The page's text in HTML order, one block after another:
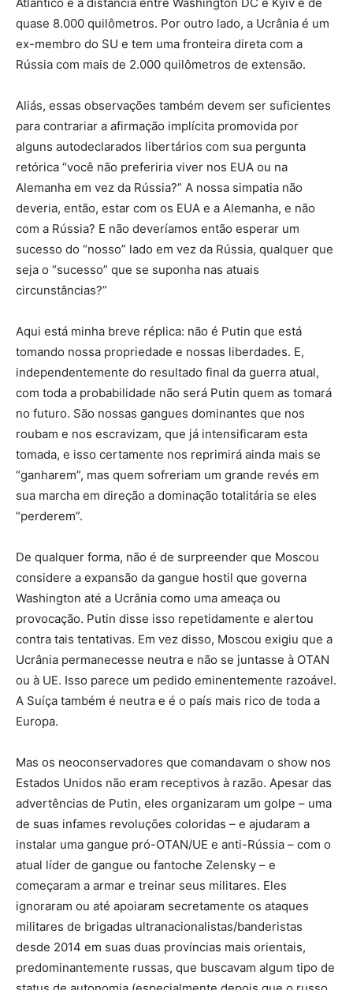
quase 8.000 quilômetros. Por outro lado, a Ucrânia é um
ex-membro do SU e tem uma fronteira direta com a
Rússia com mais de 2.000 quilômetros de extensão.
Aliás, essas observações também devem ser suficientes
para contrariar a afirmação implícita promovida por
alguns autodeclarados libertários com sua pergunta
retórica “você não preferiria viver nos EUA ou na
Alemanha em vez da Rússia?” A nossa simpatia não
deveria, então, estar com os EUA e a Alemanha, e não
com a Rússia? E não deveríamos então esperar um
sucesso do “nosso” lado em vez da Rússia, qualquer que
seja o “sucesso” que se suponha nas atuais
circunstâncias?”
Aqui está minha breve réplica: não é Putin que está
tomando nossa propriedade e nossas liberdades. E,
independentemente do resultado final da guerra atual,
com toda a probabilidade não será Putin quem as tomará
no futuro. São nossas gangues dominantes que nos
roubam e nos escravizam, que já intensificaram esta
tomada, e isso certamente nos reprimirá ainda mais se
“ganharem”, mas quem sofreriam um grande revés em
sua marcha em direção a dominação totalitária se eles
“perderem”.
De qualquer forma, não é de surpreender que Moscou
considere a expansão da gangue hostil que governa
Washington até a Ucrânia como uma ameaça ou
provocação. Putin disse isso repetidamente e alertou
contra tais tentativas. Em vez disso, Moscou exigiu que a
Ucrânia permanecesse neutra e não se juntasse à OTAN
ou à UE. Isso parece um pedido eminentemente razoável.
A Suíça também é neutra e é o país mais rico de toda a
Europa.
Mas os neoconservadores que comandavam o show nos
Estados Unidos não eram receptivos à razão. Apesar das
advertências de Putin, eles organizaram um golpe – uma
de suas infames revoluções coloridas – e ajudaram a
instalar uma gangue pró-OTAN/UE e anti-Rússia – com o
atual líder de gangue ou fantoche Zelensky – e
começaram a armar e treinar seus militares. Eles
ignoraram ou até apoiaram secretamente os ataques
militares de brigadas ultranacionalistas/banderistas
desde 2014 em suas duas províncias mais orientais,
predominantemente russas, que buscavam algum tipo de